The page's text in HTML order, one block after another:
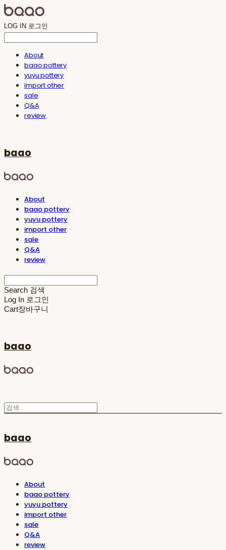
LOG IN 로그인
About
baao pottery
yuyu pottery
import other
sale
Q&A
review
baao
About
baao pottery
yuyu pottery
import other
sale
Q&A
review
Search 검색
Log In 로그인
Cart장바구니
baao
baao
About
baao pottery
yuyu pottery
import other
sale
Q&A
review